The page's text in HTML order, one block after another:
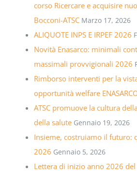
corso Ricercare e acquisire
Bocconi-ATSC Marzo 17, 2026
ALIQUOTE INPS E IRPEF 2026
Novità Enasarco: minimali
massimali provvigionali 2026
Rimborso interventi per la
opportunità welfare
ATSC promuove la cultura
della salute Gennaio 19, 2026
Insieme, costruiamo il futuro:
2026 Gennaio 5, 2026
Lettera di inizio anno 2026 del